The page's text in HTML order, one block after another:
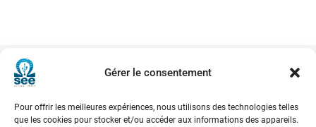
Gérer le consentement
Pour offrir les meilleures expériences, nous utilisons des technologies telles
que les cookies pour stocker et/ou accéder aux informations des appareils.
de l’Information et de la Communication